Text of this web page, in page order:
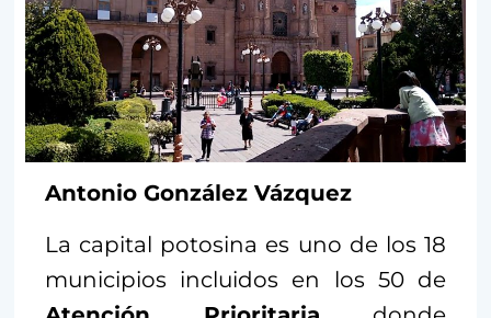
Antonio González Vázquez
La capital potosina es uno de los 18
municipios incluidos en los 50 de